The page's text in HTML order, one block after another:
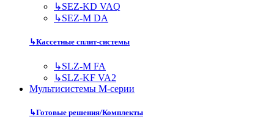
↳SEZ-KD VAQ
↳SEZ-M DA
↳Кассетные сплит-системы
↳SLZ-M FA
↳SLZ-KF VA2
Мультисистемы M-серии
↳Готовые решения/Комплекты